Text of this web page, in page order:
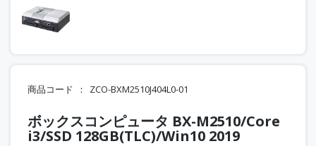
商品コード ZCO-BXM2510J404L0-01
ボックスコンピュータ BX-M2510/Core
i3/SSD 128GB(TLC)/Win10 2019